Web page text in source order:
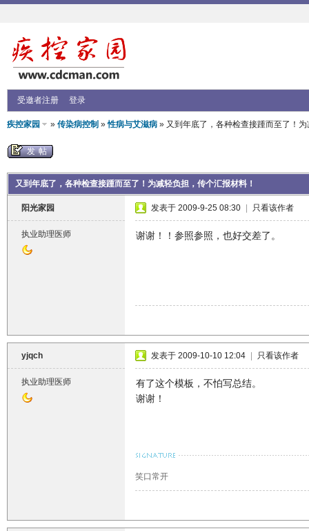
受邀者注册 登录
疾控家园 » 传染病控制 »性病与艾滋病» 又到年底了，各种检查接踵而至了！
发帖
又到年底了，各种检查接踵而至了！为减轻负担，传个汇报材料！
阳光家园
执业助理医师
发表于 2009-9-25 08:30 只看该作者
谢谢！！参照参照，也好交差了。
yjqch
执业助理医师
发表于 2009-10-10 12:04 只看该作者
有了这个模板，不怕写总结。
谢谢！
笑口常开